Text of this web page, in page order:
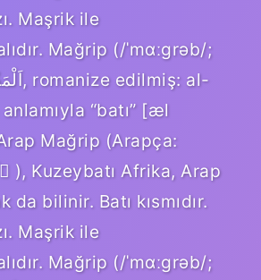
Maşrik ile
Mağrip (/ˈmɑːɡrəb/;
“batı” [æl
Mağrip (Arapça:
da bilinir. Batı kısmıdır.
Maşrik ile
Mağrip (/ˈmɑːɡrəb/;